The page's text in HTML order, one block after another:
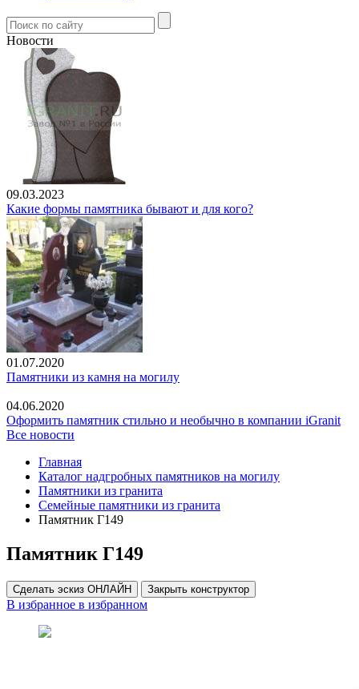
Новости
09.03.2023
Какие формы памятника бывают и для кого?
01.07.2020
Памятники из камня на могилу
04.06.2020
Оформить памятник стильно и необычно в компании iGranit
Все новости
Главная
Каталог надгробных памятников на могилу
Памятники из гранита
Семейные памятники из гранита
Памятник Г149
Памятник Г149
Сделать эскиз ОНЛАЙН Закрыть конструктор
В избранное в избранном